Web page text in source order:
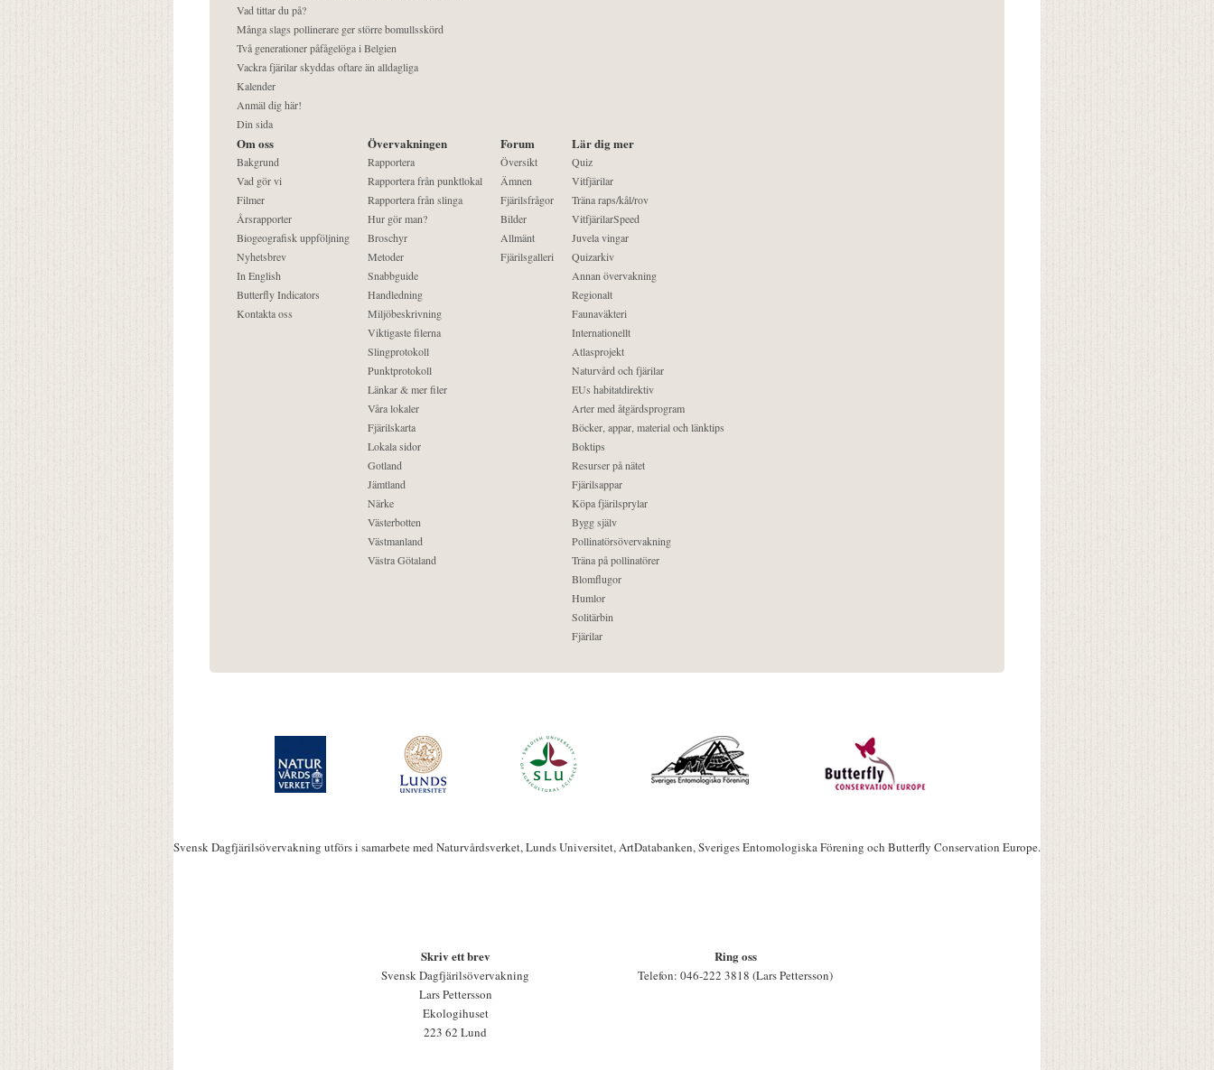
Vad tittar du på?
Många slags pollinerare ger större bomullsskörd
Två generationer påfågelöga i Belgien
Vackra fjärilar skyddas oftare än alldagliga
Kalender
Anmäl dig här!
Din sida
Om oss
Bakgrund
Vad gör vi
Filmer
Årsrapporter
Biogeografisk uppföljning
Nyhetsbrev
In English
Butterfly Indicators
Kontakta oss
Övervakningen
Rapportera
Rapportera från punktlokal
Rapportera från slinga
Hur gör man?
Broschyr
Metoder
Snabbguide
Handledning
Miljöbeskrivning
Viktigaste filerna
Slingprotokoll
Punktprotokoll
Länkar & mer filer
Våra lokaler
Fjärilskarta
Lokala sidor
Gotland
Jämtland
Närke
Västerbotten
Västmanland
Västra Götaland
Forum
Översikt
Ämnen
Fjärilsfrågor
Bilder
Allmänt
Fjärilsgalleri
Lär dig mer
Quiz
Vitfjärilar
Träna raps/kål/rov
VitfjärilarSpeed
Juvela vingar
Quizarkiv
Annan övervakning
Regionalt
Faunaväkteri
Internationellt
Atlasprojekt
Naturvård och fjärilar
EUs habitatdirektiv
Arter med åtgärdsprogram
Böcker, appar, material och länktips
Boktips
Resurser på nätet
Fjärilsappar
Köpa fjärilsprylar
Bygg själv
Pollinatörsövervakning
Träna på pollinatörer
Blomflugor
Humlor
Solitärbin
Fjärilar
Svensk Dagfjärilsövervakning utförs i samarbete med Naturvårdsverket, Lunds Universitet, ArtDatabanken, Sveriges Entomologiska Förening och Butterfly Conservation Europe.
Skriv ett brev
Svensk Dagfjärilsövervakning
Lars Pettersson
Ekologihuset
223 62 Lund
Ring oss
Telefon: 046-222 3818 (Lars Pettersson)